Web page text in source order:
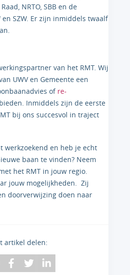
NRTO, SBB en de
SZW. Er zijn inmiddels twaalf
van het RMT. Wij
UWV en Gemeente een
of re-
Inmiddels zijn de eerste
bij ons succesvol in traject
werkzoekend en heb je echt
baan te vinden? Neem
het RMT in jouw regio.
jouw mogelijkheden. Zij
doorverwijzing doen naar
artikel delen: